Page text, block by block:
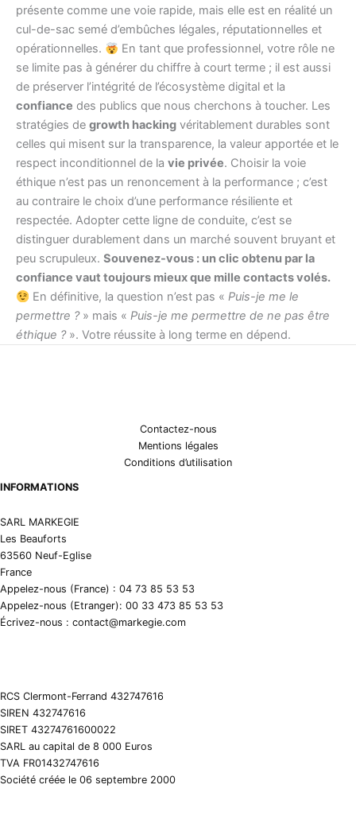
présente comme une voie rapide, mais elle est en réalité un
cul-de-sac semé d’embûches légales, réputationnelles et
opérationnelles.
En tant que professionnel, votre rôle ne
se limite pas à générer du chiffre à court terme ; il est aussi
de préserver l’intégrité de l’écosystème digital et la
confiance des publics que nous cherchons à toucher. Les
stratégies de growth hacking véritablement durables sont
celles qui misent sur la transparence, la valeur apportée et le
respect inconditionnel de la vie privée. Choisir la voie
éthique n’est pas un renoncement à la performance ; c’est
au contraire le choix d’une performance résiliente et
respectée. Adopter cette ligne de conduite, c’est se
distinguer durablement dans un marché souvent bruyant et
peu scrupuleux. Souvenez-vous : un clic obtenu par la
confiance vaut toujours mieux que mille contacts volés.
En définitive, la question n’est pas « Puis-je me le
permettre ?» mais « Puis-je me permettre de ne pas être
éthique ?». Votre réussite à long terme en dépend.
Contactez-nous
Mentions légales
Conditions d’utilisation
INFORMATIONS
SARL MARKEGIE
Les Beauforts
63560 Neuf-Eglise
France
Appelez-nous (France) : 04 73 85 53 53
Appelez-nous (Etranger): 00 33 473 85 53 53
Écrivez-nous : contact@markegie.com
RCS Clermont-Ferrand 432747616
SIREN 432747616
SIRET 43274761600022
SARL au capital de 8 000 Euros
TVA FR01432747616
Société créée le 06 septembre 2000